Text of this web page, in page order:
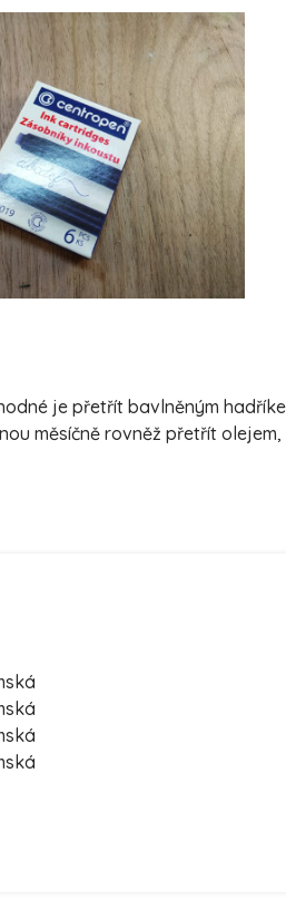
je přetřít bavlněným
měsíčně rovněž přetřít